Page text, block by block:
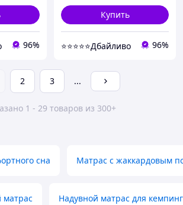
96%
Купить
⭐⭐⭐⭐⭐Дбайливо 96%
2 3 ...
1 - 29 товаров из 300+
сна Матрас с жаккардовым
матрас Надувной матрас для